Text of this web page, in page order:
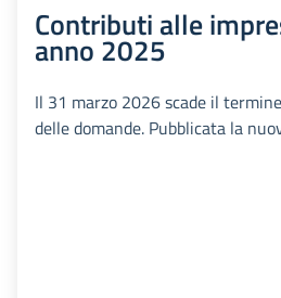
Contributi alle
anno 2025
Il 31 marzo 2026 scade il
delle domande. Pubblicata la